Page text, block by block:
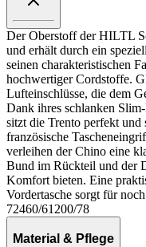
Der Oberstoff der HILTL
und erhält durch ein
seinen charakteristischen
hochwertiger Cordstoffe.
Lufteinschlüsse, die dem
Dank ihres schlanken
sitzt die Trento perfekt und
französische
verleihen der Chino eine
Bund im Rückteil und der
Komfort bieten. Eine
Vordertasche sorgt für
72460/61200/78
Material & Pflege